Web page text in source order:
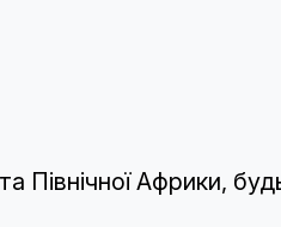
Північної Африки,